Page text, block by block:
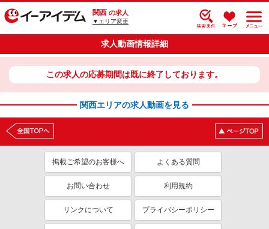
関西 の求人
▼エリア変更
求人動画情報詳細
この求人の応募期間は既に終了しております。
関西エリアの求人動画を見る
掲載ご希望のお客様へ よくある質問
お問い合わせ 利用規約
リンクについて プライバシーポリシー